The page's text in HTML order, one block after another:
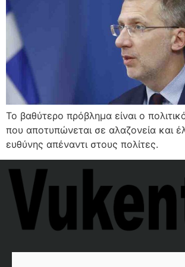
Το βαθύτερο πρόβλημα είναι ο
που αποτυπώνεται σε αλαζονεία και
ευθύνης απέναντι στους πολίτες.